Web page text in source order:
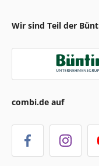
Wir sind Teil der
combi.de auf